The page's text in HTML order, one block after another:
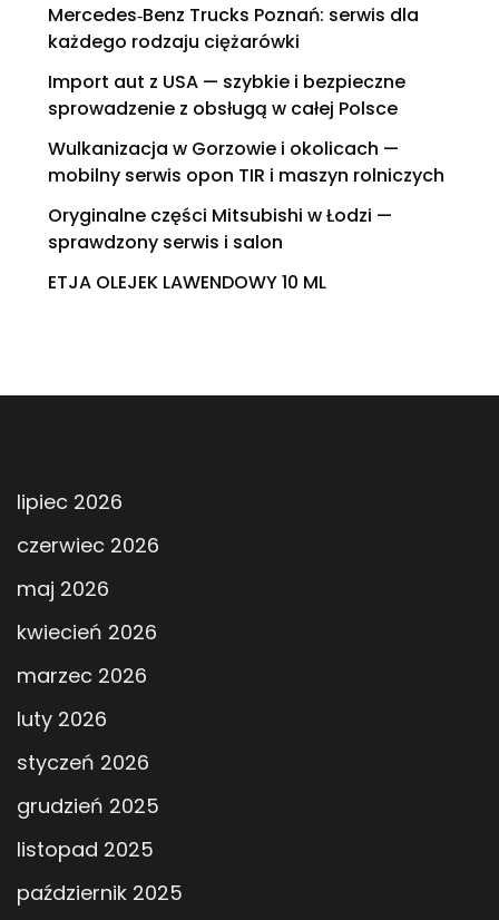
Mercedes‑Benz Trucks Poznań: serwis dla
każdego rodzaju ciężarówki
Import aut z USA — szybkie i bezpieczne
sprowadzenie z obsługą w całej Polsce
Wulkanizacja w Gorzowie i okolicach —
mobilny serwis opon TIR i maszyn rolniczych
Oryginalne części Mitsubishi w Łodzi —
sprawdzony serwis i salon
ETJA OLEJEK LAWENDOWY 10 ML
lipiec 2026
czerwiec 2026
maj 2026
kwiecień 2026
marzec 2026
luty 2026
styczeń 2026
grudzień 2025
listopad 2025
październik 2025